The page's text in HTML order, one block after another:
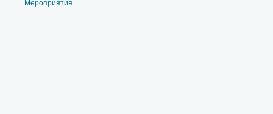
Мероприятия